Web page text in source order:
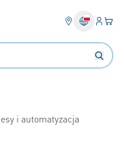
Login
i automatyzacja